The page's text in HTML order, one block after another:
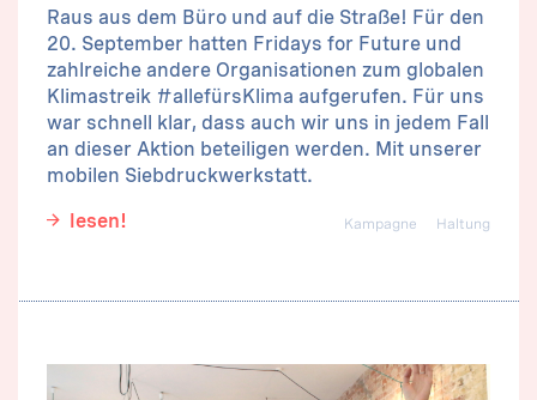
Raus aus dem Büro und auf die Straße! Für den
20. September hatten Fridays for Future und
zahlreiche andere Organisationen zum globalen
Klimastreik #allefürsKlima aufgerufen. Für uns
war schnell klar, dass auch wir uns in jedem Fall
an dieser Aktion beteiligen werden. Mit unserer
mobilen Siebdruckwerkstatt.
lesen!
Haltung
Kampagne